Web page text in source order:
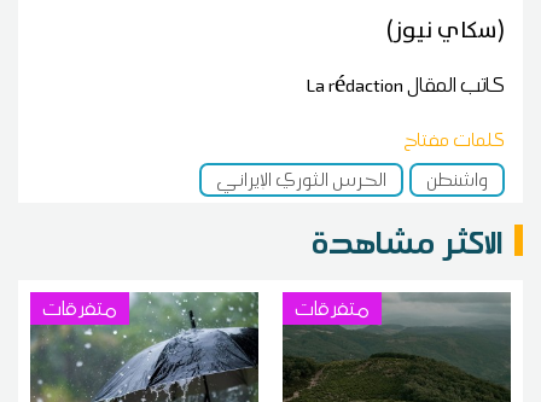
(سكاي نيوز)
كاتب المقالLa rédaction
كلمات مفتاح
واشنطن
الحرس الثوري الإيراني
الاكثر مشاهدة
متفرقات متفرقات